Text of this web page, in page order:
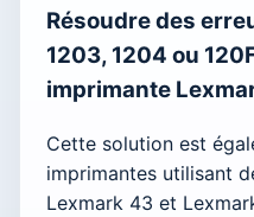
Résoudre des
1203, 1204 ou
imprimante
Cette solution est
imprimantes utilisant
Lexmark 43 et